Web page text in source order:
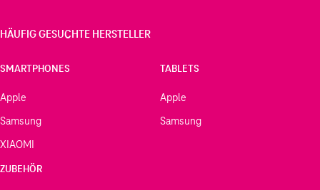
HÄUFIG GESUCHTE HERSTELLER
SMARTPHONES
Apple
Samsung
XIAOMI
TABLETS
Apple
Samsung
ZUBEHÖR